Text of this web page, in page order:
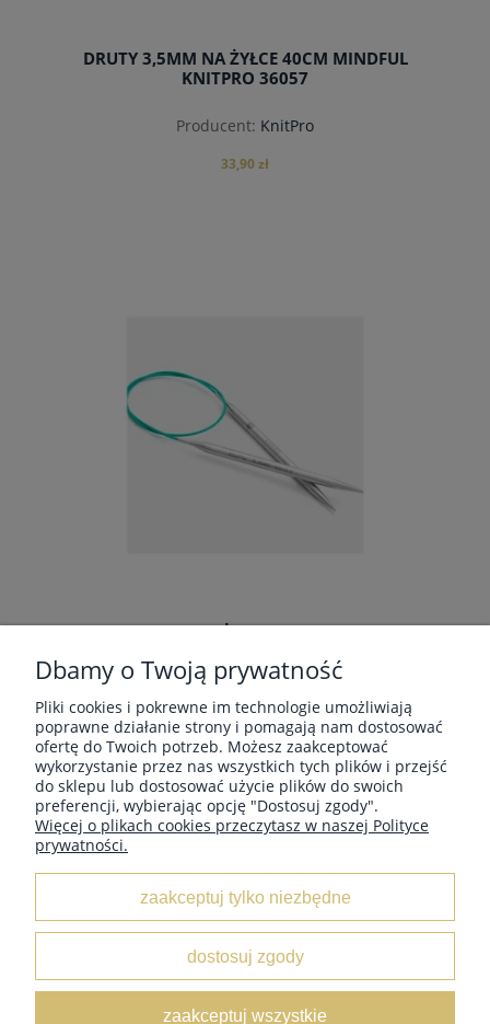
DRUTY 3,5MM NA ŻYŁCE 40CM MINDFUL
KNITPRO 36057
Producent: KnitPro
33,90 zł
DRUTY 3MM NA ŻYŁCE 40CM MINDFUL
Producent: KnitPro
33,90 zł
do koszyka
MOJE KONTO
O NAS
Dbamy o Twoją prywatność
Pliki cookies i pokrewne im technologie umożliwiają
poprawne działanie strony i pomagają nam dostosować
ofertę do Twoich potrzeb. Możesz zaakceptować
wykorzystanie przez nas wszystkich tych plików i przejść
do sklepu lub dostosować użycie plików do swoich
preferencji, wybierając opcję "Dostosuj zgody".
Więcej o plikach cookies przeczytasz w naszej Polityce
prywatności.
zaakceptuj tylko niezbędne
dostosuj zgody
zaakceptuj wszystkie